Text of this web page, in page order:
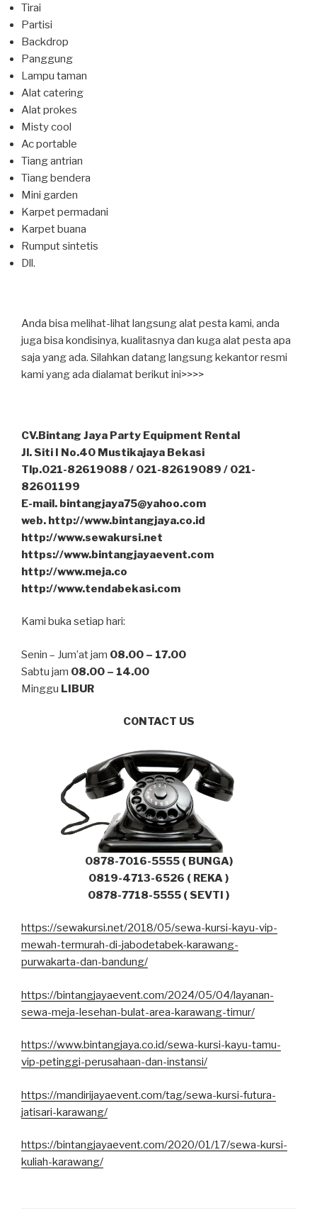
Tirai
Partisi
Backdrop
Panggung
Lampu taman
Alat catering
Alat prokes
Misty cool
Ac portable
Tiang antrian
Tiang bendera
Mini garden
Karpet permadani
Karpet buana
Rumput sintetis
Dll.
Anda bisa melihat-lihat langsung alat pesta kami, anda
juga bisa kondisinya, kualitasnya dan kuga alat pesta apa
saja yang ada. Silahkan datang langsung kekantor resmi
kami yang ada dialamat berikut ini>>>>
CV.Bintang Jaya Party Equipment Rental
Jl. Siti I No.40 Mustikajaya Bekasi
Tlp.021-82619088 / 021-82619089 / 021-
82601199
E-mail. bintangjaya75@yahoo.com
web. http://www.bintangjaya.co.id
http://www.sewakursi.net
https://www.bintangjayaevent.com
http://www.meja.co
http://www.tendabekasi.com
Kami buka setiap hari:
Senin – Jum’at jam 08.00 – 17.00
Sabtu jam 08.00 – 14.00
Minggu LIBUR
CONTACT US
0878-7016-5555 ( BUNGA)
0819-4713-6526 ( REKA )
0878-7718-5555 ( SEVTI )
https://sewakursi.net/2018/05/sewa-kursi-kayu-vip-
mewah-termurah-di-jabodetabek-karawang-
purwakarta-dan-bandung/
https://bintangjayaevent.com/2024/05/04/layanan-
sewa-meja-lesehan-bulat-area-karawang-timur/
https://www.bintangjaya.co.id/sewa-kursi-kayu-tamu-
vip-petinggi-perusahaan-dan-instansi/
https://mandirijayaevent.com/tag/sewa-kursi-futura-
jatisari-karawang/
https://bintangjayaevent.com/2020/01/17/sewa-kursi-
kuliah-karawang/